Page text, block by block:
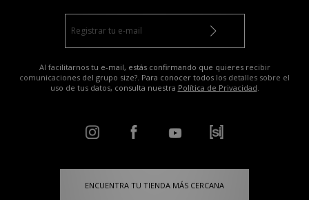
Al facilitarnos tu e-mail, estás confirmando que quieres recibir
comunicaciones del grupo size?. Para conocer todos los detalles sobre el
uso de tus datos, consulta nuestra Política de Privacidad
ENCUENTRA TU TIENDA MÁS CERCANA